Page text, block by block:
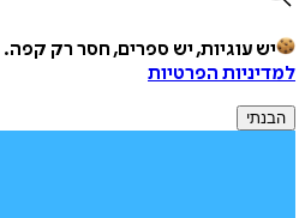
יש עוגיות, יש ספרים, חסר רק קפה.
למדיניות הפרטיות
הבנתי